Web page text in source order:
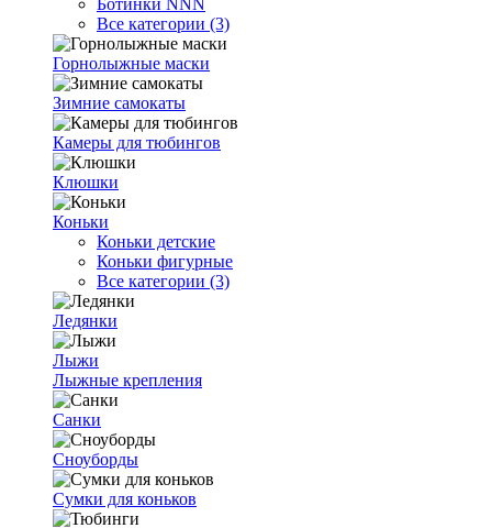
Ботинки NNN
Все категории (3)
Горнолыжные маски
Зимние самокаты
Камеры для тюбингов
Клюшки
Коньки
Коньки детские
Коньки фигурные
Все категории (3)
Ледянки
Лыжи
Лыжные крепления
Санки
Сноуборды
Сумки для коньков